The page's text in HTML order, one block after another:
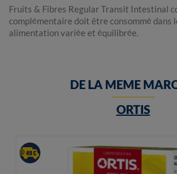
Fruits & Fibres Regular Transit Intestinal
complémentaire doit être consommé dans
alimentation variée et équilibrée.
DE LA MEME
ORTIS